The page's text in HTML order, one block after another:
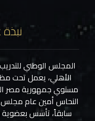
المجلس الوطني
الأهلي، يعمل تحت
مستوي جمهورية مصر
النحاس أمين عام مجلس
سابقاً، تأسس بعضوية